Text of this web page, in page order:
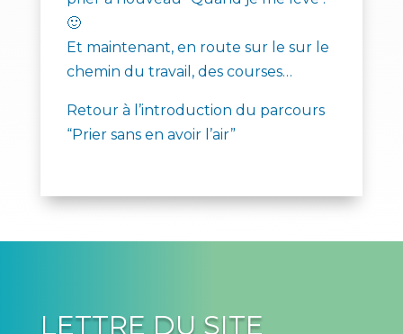
🙂
Et maintenant, en route sur le sur le
chemin du travail, des courses…
Retour à l’introduction du parcours
“Prier sans en avoir l’air”
LETTRE DU SITE